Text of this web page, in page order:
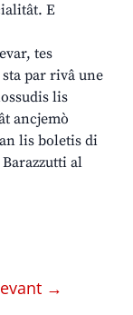
E
tes
sta par rivâ une
lis
ancjemò
lis boletis di
al
→